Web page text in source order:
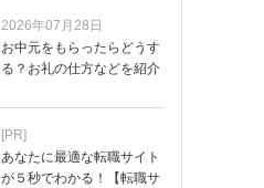
2026年07月28日
お中元をもらったらどうす
る？お礼の仕方などを紹介
[PR]
あなたに最適な転職サイト
が５秒でわかる！【転職サ